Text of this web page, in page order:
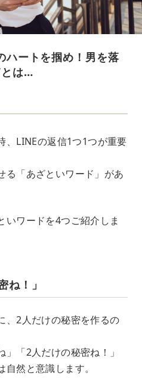
ハートを掴め！男を落
とは…
、LINEの返信1つ1つが重要
る「あざといワード」があ
いワードを4つご紹介しま
ね！」
、2人だけの秘密を作るの
」「2人だけの秘密ね！」
然と意識します。